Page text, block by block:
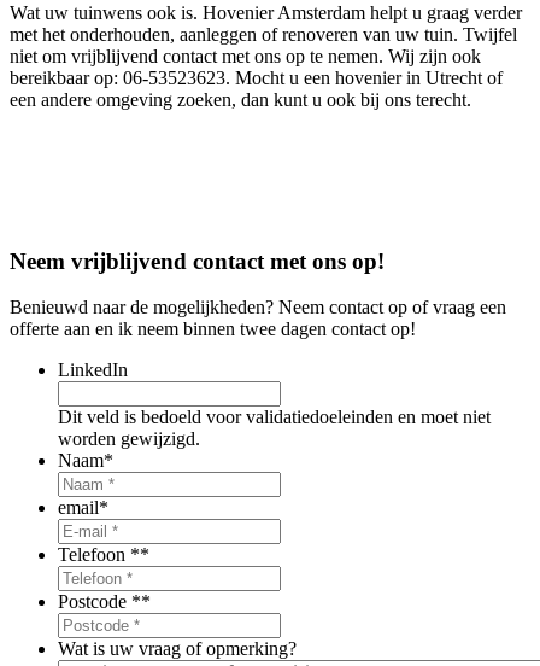
Wat uw tuinwens ook is. Hovenier Amsterdam helpt u graag verder
met het onderhouden, aanleggen of renoveren van uw tuin. Twijfel
niet om vrijblijvend contact met ons op te nemen. Wij zijn ook
bereikbaar op: 06-53523623. Mocht u een hovenier in Utrecht of
een andere omgeving zoeken, dan kunt u ook bij ons terecht.
Neem vrijblijvend contact met ons op!
Benieuwd naar de mogelijkheden? Neem contact op of vraag een
offerte aan en ik neem binnen twee dagen contact op!
LinkedIn
Dit veld is bedoeld voor validatiedoeleinden en moet niet
worden gewijzigd.
Naam*
email*
Telefoon **
Postcode **
Wat is uw vraag of opmerking?